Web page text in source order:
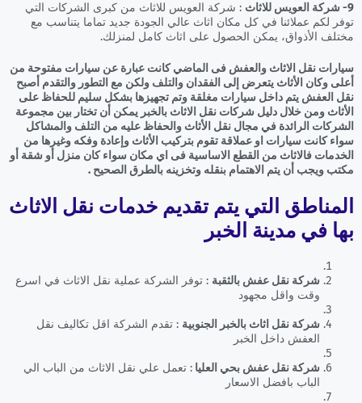
9- شركة العويس للاثاث
: شركة العويس للاثاث من كبرى الشركات التي
توفر لكم عملائنا في كل مكان اثاث عالي الجودة جديد تماما يتناسب مع
مختلف الأذواق، يمكن الحصول على اثاث كامل لمنزلك.
سيارات نقل الاثاث والعفش فى الماضي كانت عبارة عن سيارات مفتوحة من
أعلى وكان الأثاث يتعرض إلى الفقدان والتلف ولكن مع التطور والتقدم أصبح
نقل العفش يتم داخل سيارات مغلقة وتم تجهيزها بشكل سليم للحفاظ على
الأثاث ومن خلال دليل شركات نقل الاثاث بالخبر يمكن أن تختار بين مجموعة
الشركات الرائدة في مجال نقل الأثاث والحفاظ عليه من التلف والمشاكل
سواء كانت سيارات او عملاقة تقوم بتركيب الأثاث وإعادة وفكه وغيرها من
الخدمات فالاثاث من القطع الاساسية فى اي مكان سواء كان منزل أو شقة أو
مكتب ويجب أن يتم الاهتمام بنقله وتخزينه بالطرق الصحيح .
المناطق التي يتم تقديم خدمات نقل الاثاث
بها في مدينة الخبر
شركة نقل عفش بالثقبة : توفر الشركة عملية نقل الاثاث في اسرع
وقت واقل مجهود
شركة نقل اثاث بالخبر الجنوبية : تقدم الشركة اقل تكاليف نقل
العفش داخل الخبر
شركة نقل عفش بحي العليا : تعمل علي نقل الاثاث من الباب الي
الباب بافضل الاسعار